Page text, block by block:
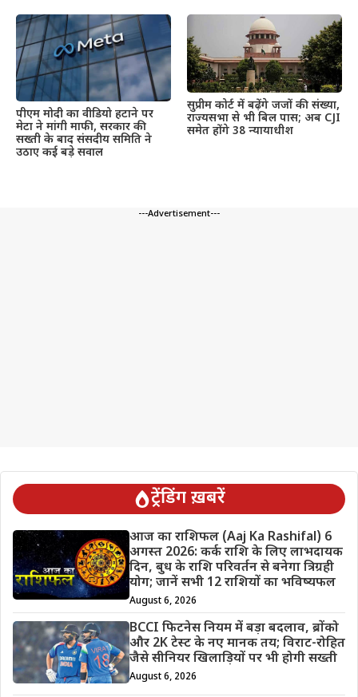
पीएम मोदी का वीडियो हटाने पर
मेटा ने मांगी माफी, सरकार की
सख्ती के बाद संसदीय समिति ने
उठाए कई बड़े सवाल
सुप्रीम कोर्ट में बढ़ेंगे जजों की संख्या,
राज्यसभा से भी बिल पास; अब CJI
समेत होंगे 38 न्यायाधीश
---Advertisement---
ट्रेंडिंग ख़बरें
आज का राशिफल (Aaj Ka Rashifal) 6
अगस्त 2026: कर्क राशि के लिए लाभदायक
दिन, बुध के राशि परिवर्तन से बनेगा त्रिग्रही
योग; जानें सभी 12 राशियों का भविष्यफल
August 6, 2026
BCCI फिटनेस नियम में बड़ा बदलाव, ब्रोंको
और 2K टेस्ट के नए मानक तय; विराट-रोहित
जैसे सीनियर खिलाड़ियों पर भी होगी सख्ती
August 6, 2026